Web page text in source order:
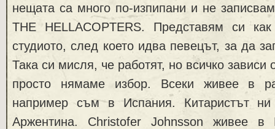
нещата са много по-изпипани и не
THE HELLACOPTERS. Представям си
студиото, след което идва певецът, за да
Така си мисля, че работят, но всичко зависи
просто нямаме избор. Всеки живее в
например съм в Испания. Китаристът
Аржентина. Christofer Johnsson живее